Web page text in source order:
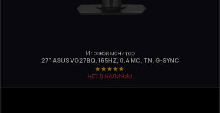
Игровой монитор
27" ASUS VG27BQ, 165HZ, 0.4 МС, TN, G-SYNC
НЕТ В НАЛИЧИИ